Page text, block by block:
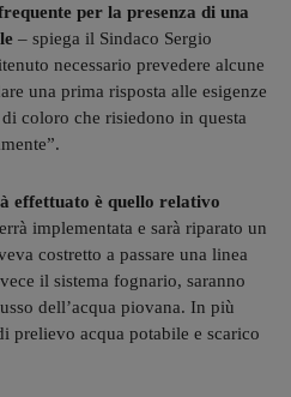
per la presenza di una
– spiega il Sindaco Sergio
necessario prevedere alcune
una prima risposta alle esigenze
coloro che risiedono in questa
effettuato è quello relativo
implementata e sarà riparato un
costretto a passare una linea
il sistema fognario, saranno
dell’acqua piovana. In più
prelievo acqua potabile e scarico